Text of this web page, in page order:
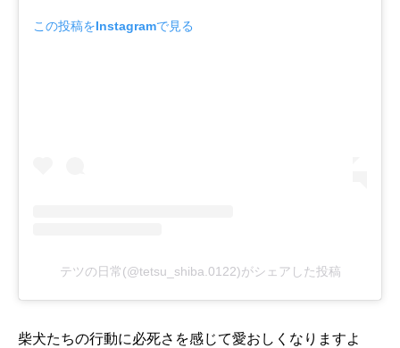
この投稿をInstagramで見る
テツの日常(@tetsu_shiba.0122)がシェアした投稿
柴犬たちの行動に必死さを感じて愛おしくなりますよ